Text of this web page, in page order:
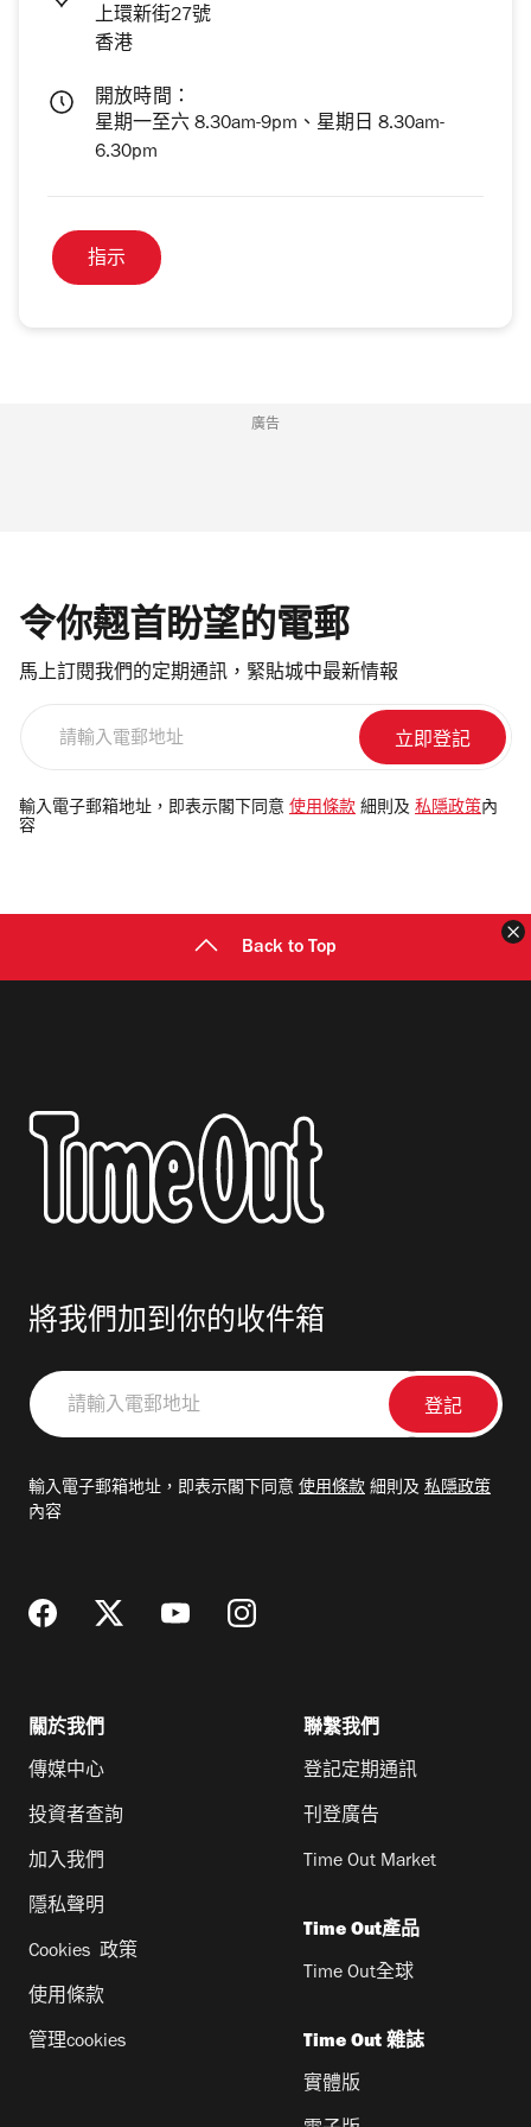
上環新街27號
香港
開放時間：
星期一至六 8.30am-9pm、星期日 8.30am-
6.30pm
指示
廣告
令你翹首盼望的電郵
馬上訂閱我們的定期通訊，緊貼城中最新情報
電
郵
輸入電子郵箱地址，即表示閣下同意 使用條款 細則及 私隱政策 內
容
Back to Top
將我們加到你的收件箱
請
輸
郵
輸入電子郵箱地址，即表示閣下同意 使用條款 細則及 私隱政策
內容
關於我們
傳媒中心
投資者查詢
加入我們
隱私聲明
Cookies 政策
使用條款
管理cookies
聯繫我們
登記定期通訊
刊登廣告
Time Out Market
Time Out產品
Time Out全球
Time Out 雜誌
實體版